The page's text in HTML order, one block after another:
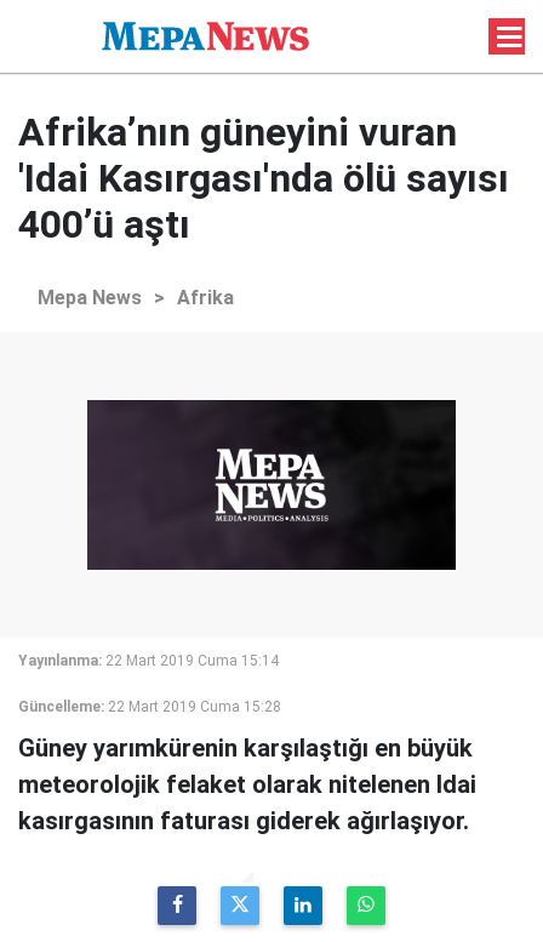
Afrika’nın güneyini vuran
'Idai Kasırgası'nda ölü sayısı
400’ü aştı
Mepa News > Afrika
Yayınlanma: 22 Mart 2019 Cuma 15:14
Güncelleme: 22 Mart 2019 Cuma 15:28
Güney yarımkürenin karşılaştığı en büyük
meteorolojik felaket olarak nitelenen Idai
kasırgasının faturası giderek ağırlaşıyor.